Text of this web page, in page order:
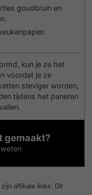
goudbruin en
kun je ze het
voordat je ze
steviger worden,
tijdens het paneren
gemaakt?
zijn affiliate links. Dit